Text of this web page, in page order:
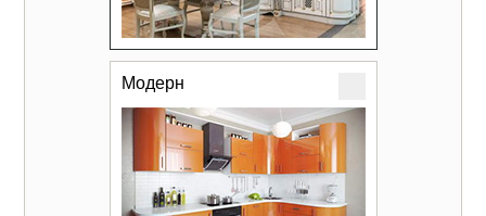
Модерн